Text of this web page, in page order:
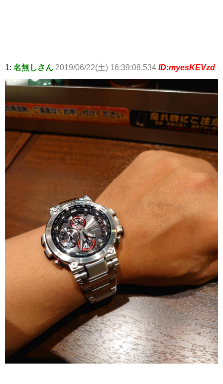
1: 名無しさん 2019/06/22(土) 16:39:08.534 ID:myesKEVzd